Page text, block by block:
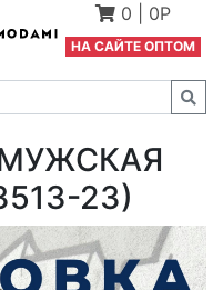
0 0Р
НА САЙТЕ ОПТОМ
23)